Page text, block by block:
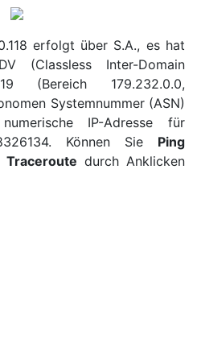
erfolgt über S.A., es hat
(Classless Inter-Domain
(Bereich 179.232.0.0,
Systemnummer (ASN)
IP-Adresse für
Können Sie Ping
Traceroute durch Anklicken